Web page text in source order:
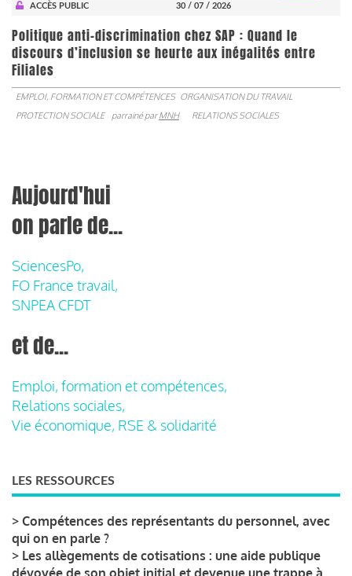
ACCÈS PUBLIC
30 / 07 / 2026
Politique anti-discrimination chez SAP : Quand le
discours d’inclusion se heurte aux inégalités entre
Filiales
EMPLOI, FORMATION ET COMPÉTENCES ORGANISATION DU TRAVAIL
PROTECTION SOCIALE
parrainé parMNH RELATIONS SOCIALES
Aujourd'hui
on parle de...
SciencesPo,
FO France travail,
SNPEA CFDT
et de...
Emploi, formation et compétences,
Relations sociales,
Vie économique, RSE & solidarité
LES RESSOURCES
> Compétences des représentants du personnel, avec
qui on en parle ?
> Les allègements de cotisations : une aide publique
dévoyée de son objet initial et devenue une trappe à